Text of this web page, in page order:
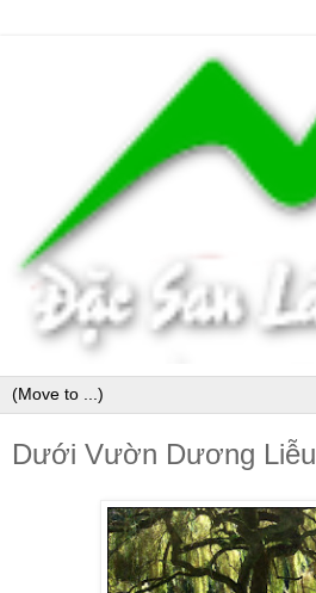
Dưới Vườn Dương Liễu